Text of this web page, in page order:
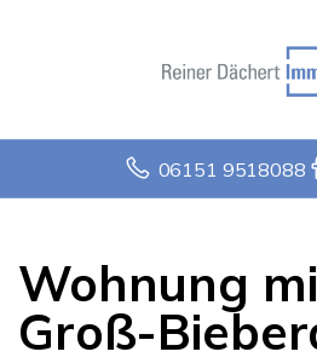
06151 9518088
Wohnung
Groß-